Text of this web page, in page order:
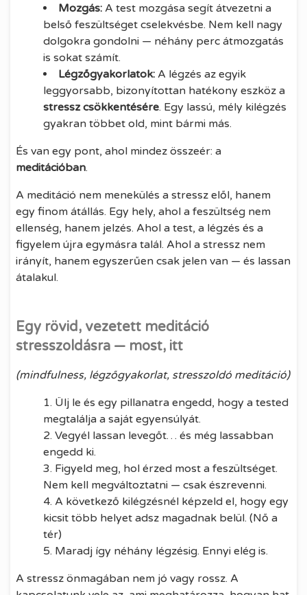
Mozgás: A test mozgása segít átvezetni a
belső feszültséget cselekvésbe. Nem kell nagy
dolgokra gondolni — néhány perc átmozgatás
is sokat számít.
Légzőgyakorlatok: A légzés az egyik
leggyorsabb, bizonyítottan hatékony eszköz a
stressz csökkentésére. Egy lassú, mély kilégzés
gyakran többet old, mint bármi más.
És van egy pont, ahol mindez összeér: a
meditációban.
A meditáció nem menekülés a stressz elől, hanem
egy finom átállás. Egy hely, ahol a feszültség nem
ellenség, hanem jelzés. Ahol a test, a légzés és a
figyelem újra egymásra talál. Ahol a stressz nem
irányít, hanem egyszerűen csak jelen van — és lassan
átalakul.
Egy rövid, vezetett meditáció
stresszoldásra — most, itt
(mindfulness, légzőgyakorlat, stresszoldó meditáció)
Ülj le és egy pillanatra engedd, hogy a tested
megtalálja a saját egyensúlyát.
Vegyél lassan levegőt… és még lassabban
engedd ki.
Figyeld meg, hol érzed most a feszültséget.
Nem kell megváltoztatni — csak észrevenni.
A következő kilégzésnél képzeld el, hogy egy
kicsit több helyet adsz magadnak belül. (Nő a
tér)
Maradj így néhány légzésig. Ennyi elég is.
A stressz önmagában nem jó vagy rossz. A